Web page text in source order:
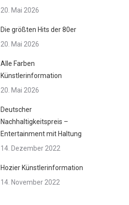
20. Mai 2026
Die größten Hits der 80er
20. Mai 2026
Alle Farben
Künstlerinformation
20. Mai 2026
Deutscher
Nachhaltigkeitspreis –
Entertainment mit Haltung
14. Dezember 2022
Hozier Künstlerinformation
14. November 2022